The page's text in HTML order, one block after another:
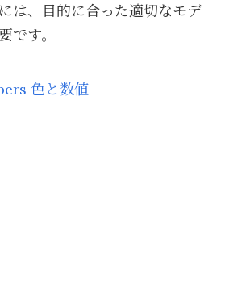
は、目的に合った適切なモデ
です。
色と数値